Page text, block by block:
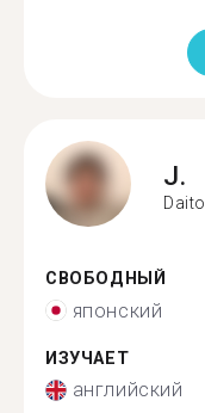
J.
Daito
СВОБОДНЫЙ
японский
ИЗУЧАЕТ
английский